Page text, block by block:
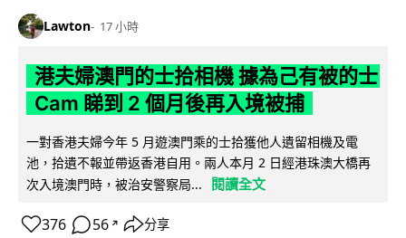
Lawton 17 小時
港夫婦澳門的士拾相機 據為己有被的士
Cam 睇到 2 個月後再入境被捕
一對香港夫婦今年 5 月遊澳門乘的士拾獲他人遺留相機及電
池，拾遺不報並帶返香港自用。兩人本月 2 日經港珠澳大橋再
次入境澳門時，被治安警察局...
閱讀全文
376 56 ↗ 分享